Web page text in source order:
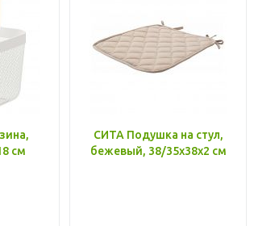
см
СИТА Подушка на стул,
бежевый, 38/35x38x2 см